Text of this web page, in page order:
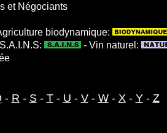
et Négociants
biodynamique:
- Vin naturel:
- R - S- T- U - V- W- X- Y- Z